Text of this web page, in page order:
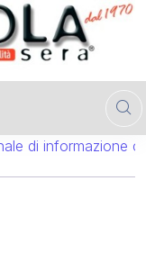
informazione